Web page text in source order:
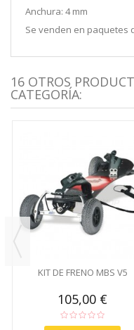
Anchura: 4 mm
Se venden en paquetes
16 OTROS
CATEGORÍA:
KIT DE FRENO MBS V5
105,00 €